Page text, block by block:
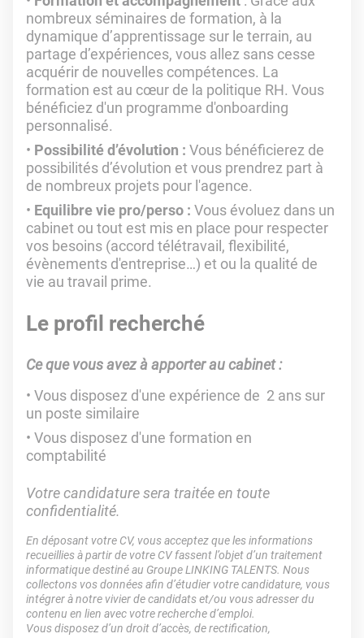
nombreux séminaires de formation, à la
dynamique d’apprentissage sur le terrain, au
partage d’expériences, vous allez sans cesse
acquérir de nouvelles compétences. La
formation est au cœur de la politique RH. Vous
bénéficiez d'un programme d'onboarding
personnalisé.
Possibilité d’évolution : Vous bénéficierez de
possibilités d’évolution et vous prendrez part à
de nombreux projets pour l'agence.
Equilibre vie pro/perso : Vous évoluez dans un
cabinet ou tout est mis en place pour respecter
vos besoins (accord télétravail, flexibilité,
évènements d'entreprise…) et ou la qualité de
vie au travail prime.
Le profil recherché
Ce que vous avez à apporter au cabinet :
Vous disposez d'une expérience de 2 ans sur
un poste similaire
Vous disposez d'une formation en
comptabilité
Votre candidature sera traitée en toute
confidentialité.
En déposant votre CV, vous acceptez que les informations
recueillies à partir de votre CV fassent l’objet d’un traitement
informatique destiné au Groupe LINKING TALENTS. Nous
collectons vos données afin d’étudier votre candidature, vous
intégrer à notre vivier de candidats et/ou vous adresser du
contenu en lien avec votre recherche d’emploi.
Vous disposez d’un droit d’accès, de rectification,